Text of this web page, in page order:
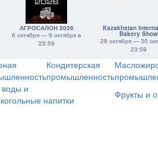
АГРОСАЛОН 2026
6 октября — 9 октября в
23:59
Kazakhstan
Bakery Show
28 октября — 30
23:59
Кондитерская
промышленность
и
напитки
Фрукты и